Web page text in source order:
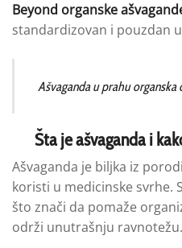
Beyond organske
standardizovan i pouzdan
Ašvaganda u prahu organska
Šta je ašvaganda i
Ašvaganda je biljka iz
koristi u medicinske svrhe.
što znači da pomaže
održi unutrašnju ravnotežu.